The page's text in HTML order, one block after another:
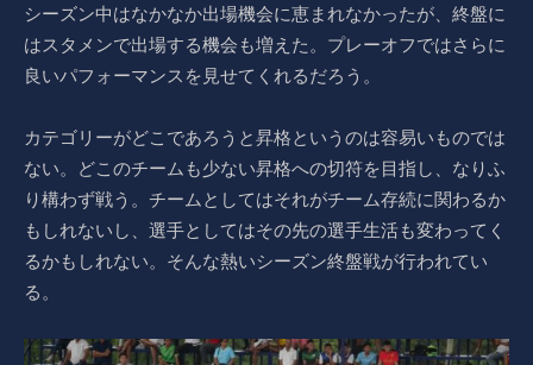
シーズン中はなかなか出場機会に恵まれなかったが、終盤に
はスタメンで出場する機会も増えた。プレーオフではさらに
良いパフォーマンスを見せてくれるだろう。
カテゴリーがどこであろうと昇格というのは容易いものでは
ない。どこのチームも少ない昇格への切符を目指し、なりふ
り構わず戦う。チームとしてはそれがチーム存続に関わるか
もしれないし、選手としてはその先の選手生活も変わってく
るかもしれない。そんな熱いシーズン終盤戦が行われてい
る。